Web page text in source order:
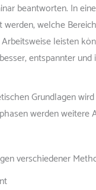
beantworten. In
welche
leisten
entspannter
Grundlagen
werden
verschiedener